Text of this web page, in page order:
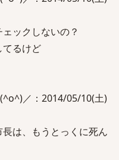
ックしないの？
てるけど
／：2014/05/10(土)
は、もうとっくに死ん